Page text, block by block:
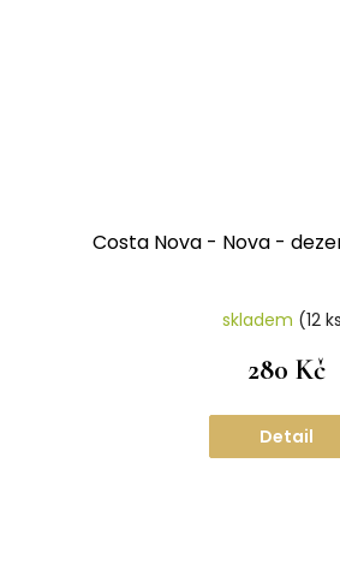
Costa Nova - Nova -
skladem (12
280 Kč
Detail